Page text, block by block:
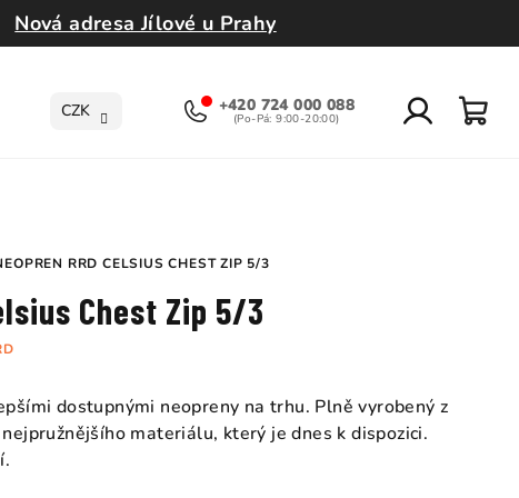
Nová adresa Jílové u Prahy
CZK +420 724 000 088
RRD CELSIUS CHEST ZIP 5/3
Chest Zip 5/3
dostupnými neopreny na trhu. Plně vyrobený z
materiálu, který je dnes k dispozici.